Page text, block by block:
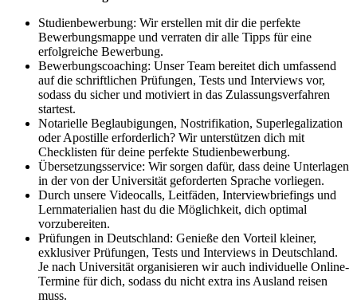
Studienbewerbung: Wir erstellen mit dir die perfekte
Bewerbungsmappe und verraten dir alle Tipps für eine
erfolgreiche Bewerbung.
Bewerbungscoaching: Unser Team bereitet dich umfassend
auf die schriftlichen Prüfungen, Tests und Interviews vor,
sodass du sicher und motiviert in das Zulassungsverfahren
startest.
Notarielle Beglaubigungen, Nostrifikation, Superlegalization
oder Apostille erforderlich? Wir unterstützen dich mit
Checklisten für deine perfekte Studienbewerbung.
Übersetzungsservice: Wir sorgen dafür, dass deine Unterlagen
in der von der Universität geforderten Sprache vorliegen.
Durch unsere Videocalls, Leitfäden, Interviewbriefings und
Lernmaterialien hast du die Möglichkeit, dich optimal
vorzubereiten.
Prüfungen in Deutschland: Genieße den Vorteil kleiner,
exklusiver Prüfungen, Tests und Interviews in Deutschland.
Je nach Universität organisieren wir auch individuelle Online-
Termine für dich, sodass du nicht extra ins Ausland reisen
muss.